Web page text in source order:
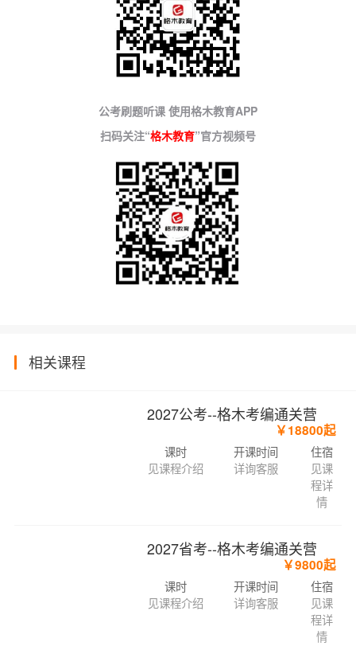
公考刷题听课 使用格木教育APP
扫码关注“格木教育”官方视频号
相关课程
2027公考--格木考编通关营
￥18800起
课时
见课程介绍
开课时间
详询客服
住宿
见课
程详
情
2027省考--格木考编通关营
￥9800起
课时
见课程介绍
开课时间
详询客服
住宿
见课
程详
情